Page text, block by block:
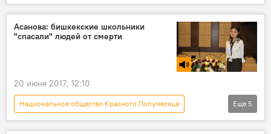
Общество
Новости
Кыргызстан
Талас
центр
Асанова: бишкекские школьники
"спасали" людей от смерти
20 июня 2017, 12:10
Национальное общество Красного Полумесяца
Новости
Радио Sputnik Кыргызстан
Еще 5